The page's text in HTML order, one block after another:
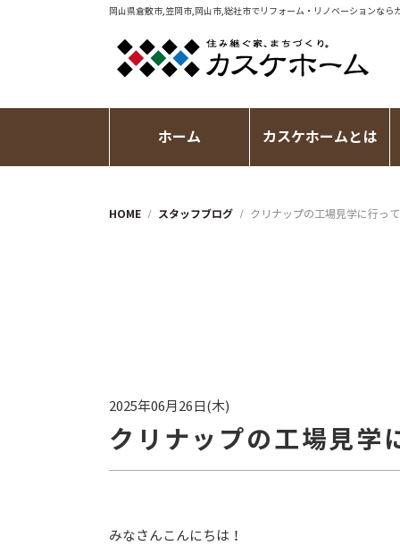
岡山県倉敷市,笠岡市,岡山市,総社市でリフォーム・リノベーションなら
ホーム カスケホームとは
HOME スタッフブログ クリナップの工場見学に行っ
2025年06月26日(木)
クリナップの工場見学
みなさんこんにちは！